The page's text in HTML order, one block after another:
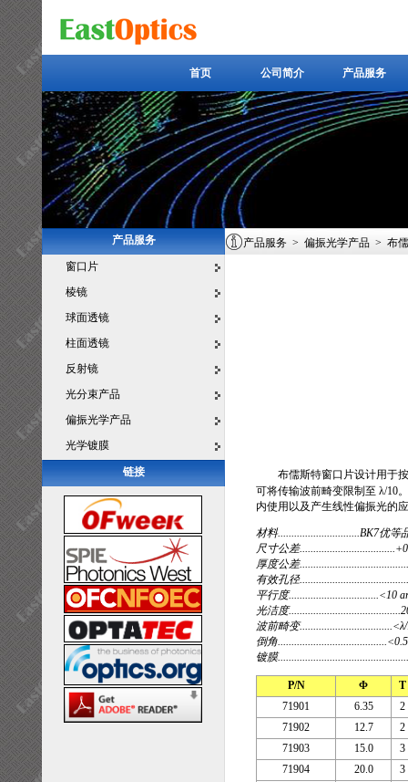
首页
首页
公司简介
公司简介
产品服务
产品服务
产品服务
窗口片
棱镜
球面透镜
柱面透镜
反射镜
光分束产品
偏振光学产品
光学镀膜
链接
产品服务 > 偏振光学产品 > 布
布儒斯特窗口片设计用于
可将传输波前畸变限制至 λ/10
内使用以及产生线性偏振光的
材料..............................BK7优等
尺寸公差
厚度公差
有效孔径
平行度.................................<10
光洁度
波前畸变
倒角
镀膜
P/N Φ
T
71901
6.35
2
71902
12.7
2
71903
15.0
3
71904
20.0
3